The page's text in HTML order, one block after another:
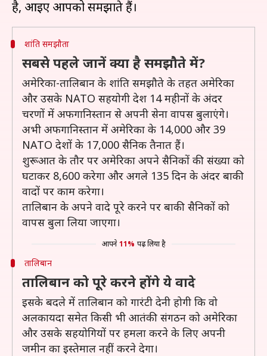
शांति समझौता
सबसे पहले जानें क्या है समझौते में?
अमेरिका-तालिबान के शांति समझौते के तहत अमेरिका
और उसके NATO सहयोगी देश 14 महीनों के अंदर
चरणों में अफगानिस्तान से अपनी सेना वापस बुलाएंगे।
अभी अफगानिस्तान में अमेरिका के 14,000 और 39
NATO देशों के 17,000 सैनिक तैनात हैं।
शुरूआत के तौर पर अमेरिका अपने सैनिकों की संख्या को
घटाकर 8,600 करेगा और अगले 135 दिन के अंदर बाकी
वादों पर काम करेगा।
तालिबान के अपने वादे पूरे करने पर बाकी सैनिकों को
वापस बुला लिया जाएगा।
आपने 11% पढ़ लिया है
तालिबान
तालिबान को पूरे करने होंगे ये वादे
इसके बदले में तालिबान को गारंटी देनी होगी कि वो
अलकायदा समेत किसी भी आतंकी संगठन को अमेरिका
और उसके सहयोगियों पर हमला करने के लिए अपनी
जमीन का इस्तेमाल नहीं करने देगा।